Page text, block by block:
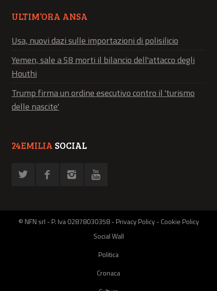
ULTIM’ORA ANSA
Usa, nuovi dazi sulle importazioni di polisilicio
Yemen, sale a 58 morti il bilancio dell'attacco degli
Houthi
Trump firma un ordine esecutivo contro il 'turismo
delle nascite'
24EMILIA SOCIAL
© NFN srl - P. Iva 02878030358 -Privacy Policy-Cookie Policy
Social Wall
Politica
Cronaca